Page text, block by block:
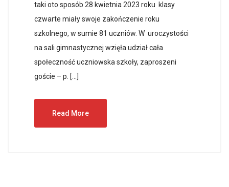
taki oto sposób 28 kwietnia 2023 roku klasy
czwarte miały swoje zakończenie roku
szkolnego, w sumie 81 uczniów. W uroczystości
na sali gimnastycznej wzięła udział cała
społeczność uczniowska szkoły, zaproszeni
goście – p. […]
Read More